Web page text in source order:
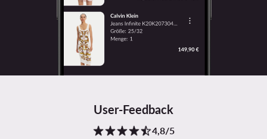
User-Feedback
4,8/5